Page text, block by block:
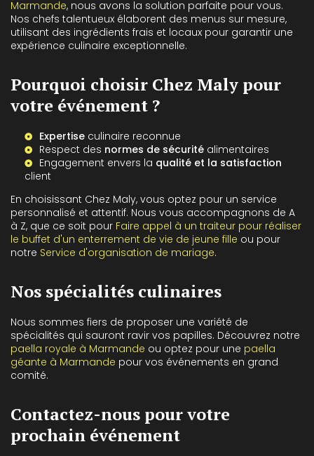
Marmande, nous avons la solution parfaite pour vous.
Nos chefs talentueux élaborent des menus sur mesure,
utilisant des ingrédients frais et locaux pour garantir une
expérience culinaire exceptionnelle.
Pourquoi choisir Chez Maly pour
votre événement ?
Expertise culinaire reconnue
Respect des normes de sécurité alimentaires
Engagement envers la qualité et la satisfaction
client
En choisissant Chez Maly, vous optez pour un service
personnalisé et attentif. Nous vous accompagnons de A
à Z, que ce soit pour Faire appel à un traiteur pour réaliser
le buffet d'un enterrement de vie de jeune fille ou pour
notre Service d'organisation de mariage.
Nos spécialités culinaires
Nous sommes fiers de proposer une variété de
spécialités qui sauront ravir vos papilles. Découvrez notre
paella royale à Marmande ou optez pour une paella
géante à Marmande pour vos événements en grand
comité.
Contactez-nous pour votre
prochain événement